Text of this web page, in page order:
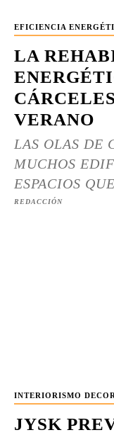
EFICIENCIA
LA
VERANO
LAS OLAS DE
MUCHOS
ESPACIOS
REDACCIÓN
INTERIORISMO
JYSK